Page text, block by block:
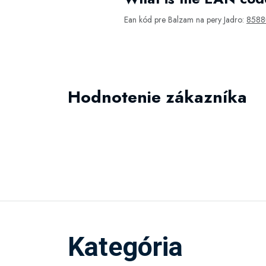
Ean kód pre Balzam na pery Jadro:
Hodnotenie zákazníka
Kategória